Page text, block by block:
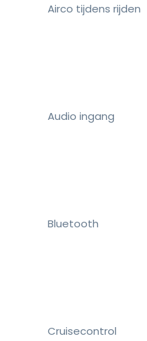
Airco tijdens rijden
Audio ingang
Bluetooth
Cruisecontrol